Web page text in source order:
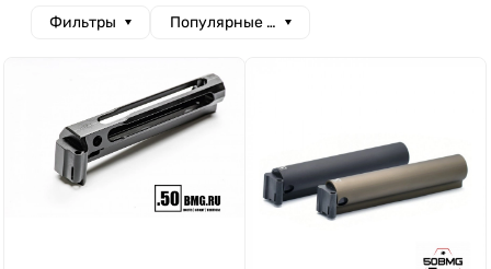
Фильтры Популярные сначала